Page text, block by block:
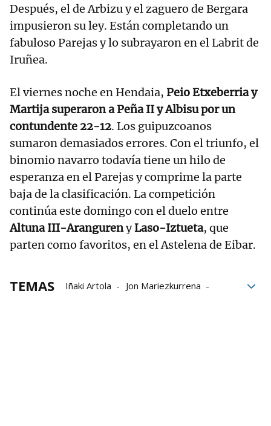
Después, el de Arbizu y el zaguero de Bergara
impusieron su ley. Están completando un
fabuloso Parejas y lo subrayaron en el Labrit de
Iruñea.
El viernes noche en Hendaia, Peio Etxeberria y
Martija superaron a Peña II y Albisu por un
contundente 22-12. Los guipuzcoanos
sumaron demasiados errores. Con el triunfo, el
binomio navarro todavía tiene un hilo de
esperanza en el Parejas y comprime la parte
baja de la clasificación. La competición
continúa este domingo con el duelo entre
Altuna III-ArangurenyLaso-Iztueta, que
parten como favoritos, en el Astelena de Eibar.
TEMAS Iñaki Artola
Jon Mariezkurrena